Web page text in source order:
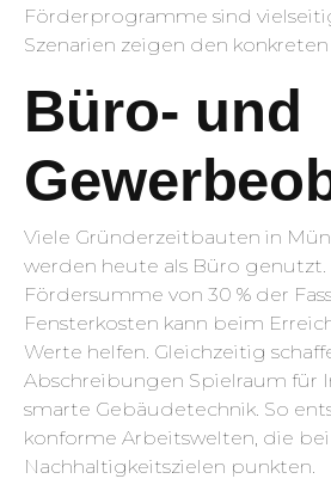
Förderprogramme sind
Szenarien zeigen den
Büro- und
Viele Gründerzeitbauten in
werden heute als Büro genutzt.
Fördersumme von 30 % der
Fensterkosten kann beim
Werte helfen. Gleichzeitig
Abschreibungen Spielraum für
smarte Gebäudetechnik. So
konforme Arbeitswelten, die
Nachhaltigkeitszielen punkten.